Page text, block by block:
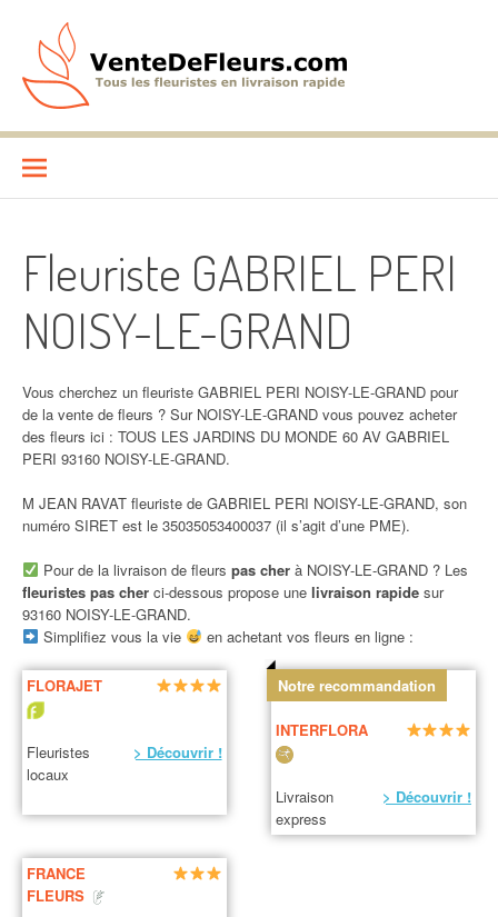
contenu
VenteDeFleurs.com
Fleuriste GABRIEL PERI
NOISY-LE-GRAND
Vous cherchez un fleuriste GABRIEL PERI NOISY-LE-GRAND pour
de la vente de fleurs ? Sur NOISY-LE-GRAND vous pouvez acheter
des fleurs ici : TOUS LES JARDINS DU MONDE 60 AV GABRIEL
PERI 93160 NOISY-LE-GRAND.
M JEAN RAVAT fleuriste de GABRIEL PERI NOISY-LE-GRAND, son
numéro SIRET est le 35035053400037 (il s’agit d’une PME).
Pour de la livraison de fleurs pas cherà NOISY-LE-GRAND ? Les
fleuristes pas cher ci-dessous propose une livraison rapide sur
93160 NOISY-LE-GRAND.
Simplifiez vous la vie
en achetant vos fleurs en ligne :
FLORAJET
Fleuristes
locaux
> Découvrir !
Notre recommandation
INTERFLORA
Livraison
express
> Découvrir !
FRANCE
FLEURS